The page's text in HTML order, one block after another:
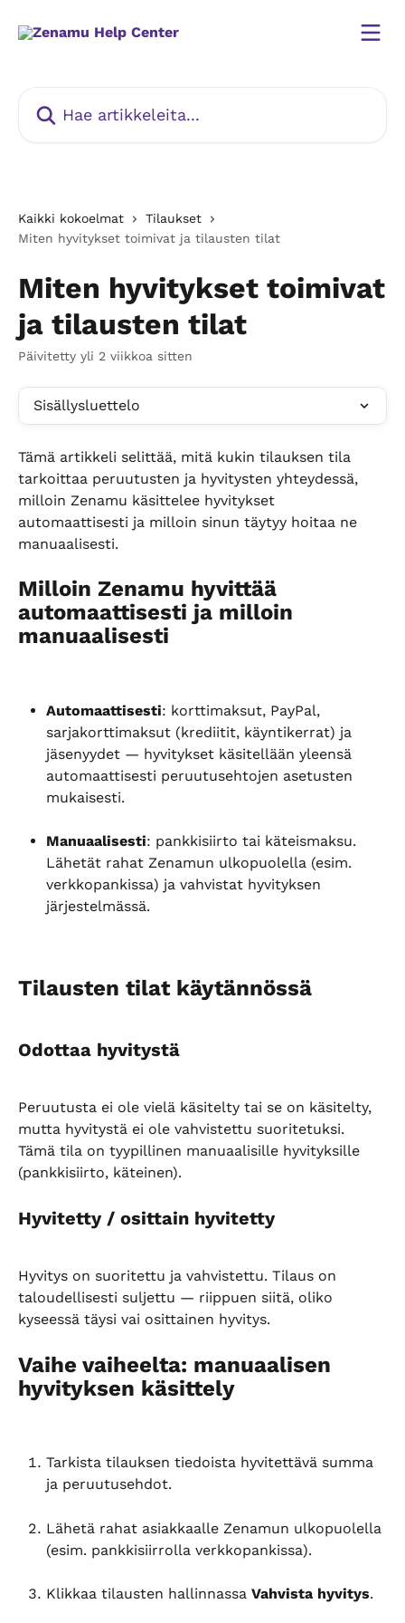
Kaikki kokoelmat
Tilaukset
Miten hyvitykset toimivat ja tilausten tilat
Miten hyvitykset toimivat
ja tilausten tilat
Päivitetty yli 2 viikkoa sitten
Sisällysluettelo
Tämä artikkeli selittää, mitä kukin tilauksen tila
tarkoittaa peruutusten ja hyvitysten yhteydessä,
milloin Zenamu käsittelee hyvitykset
automaattisesti ja milloin sinun täytyy hoitaa ne
manuaalisesti.
Milloin Zenamu hyvittää
automaattisesti ja milloin
manuaalisesti
Automaattisesti: korttimaksut, PayPal,
sarjakorttimaksut (krediitit, käyntikerrat) ja
jäsenyydet — hyvitykset käsitellään yleensä
automaattisesti peruutusehtojen asetusten
mukaisesti.
Manuaalisesti: pankkisiirto tai käteismaksu.
Lähetät rahat Zenamun ulkopuolella (esim.
verkkopankissa) ja vahvistat hyvityksen
järjestelmässä.
Tilausten tilat käytännössä
Odottaa hyvitystä
Peruutusta ei ole vielä käsitelty tai se on käsitelty,
mutta hyvitystä ei ole vahvistettu suoritetuksi.
Tämä tila on tyypillinen manuaalisille hyvityksille
(pankkisiirto, käteinen).
Hyvitetty / osittain hyvitetty
Hyvitys on suoritettu ja vahvistettu. Tilaus on
taloudellisesti suljettu — riippuen siitä, oliko
kyseessä täysi vai osittainen hyvitys.
Vaihe vaiheelta: manuaalisen
hyvityksen käsittely
Tarkista tilauksen tiedoista hyvitettävä summa
ja peruutusehdot.
Lähetä rahat asiakkaalle Zenamun ulkopuolella
(esim. pankkisiirrolla verkkopankissa).
Klikkaa tilausten hallinnassa Vahvista hyvitys.